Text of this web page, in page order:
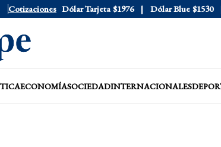
Cotizaciones
$1520 Dólar Tarjeta $1976 Dólar Blue $1530
ECONOMÍASOCIEDADINTERNACIONALES